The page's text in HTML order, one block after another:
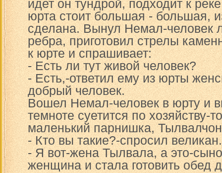
идет он тундрой, подходит к
юрта стоит большая - большая,
сделана. Вынул Немал-человек
ребра, приготовил стрелы
к юрте и спрашивает:
- Есть ли тут живой человек?
- Есть,-ответил ему из юрты
добрый человек.
Вошел Немал-человек в юрту и
темноте суетится по хозяйству-
маленький парнишка,
- Кто вы такие?-спросил великан.
- Я вот-жена Тылвала, а это-
женщина и стала готовить обед